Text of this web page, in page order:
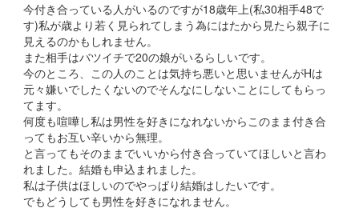
今付き合っている人がいるのですが18歳年上(私30相手48で
す)私が歳より若く見られてしまう為にはたから見たら親子に
見えるのかもしれません。
また相手はバツイチで20の娘がいるらしいです。
今のところ、この人のことは気持ち悪いと思いませんがHは
元々嫌いでしたくないのでそんなにしないことにしてもらっ
てます。
何度も喧嘩し私は男性を好きになれないからこのまま付き合
ってもお互い辛いから無理。
と言ってもそのままでいいから付き合っていてほしいと言わ
れました。結婚も申込まれました。
私は子供はほしいのでやっぱり結婚はしたいです。
でもどうしても男性を好きになれません。